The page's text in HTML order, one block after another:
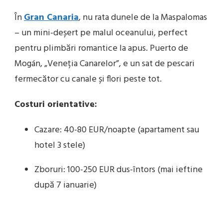
ÎnGran Canaria, nu rata dunele de la Maspalomas
– un mini-deșert pe malul oceanului, perfect
pentru plimbări romantice la apus. Puerto de
Mogán, „Veneția Canarelor”, e un sat de pescari
fermecător cu canale și flori peste tot.
Costuri orientative:
Cazare: 40-80 EUR/noapte (apartament sau
hotel 3 stele)
Zboruri: 100-250 EUR dus-întors (mai ieftine
după 7 ianuarie)